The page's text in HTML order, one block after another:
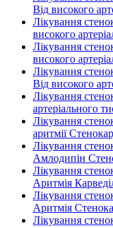
Від високого
Лікування
високого
Лікування
високого
Лікування
Від високого
Лікування
артеріального
Лікування
аритмії
Лікування
Амлодипін
Лікування
Аритмія
Лікування
Аритмія
Лікування